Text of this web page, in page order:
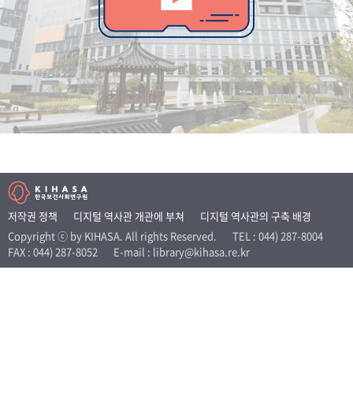
50 주년 기념
성과 50선 숫자로 보는 50년 50 +1주년 광장
세계와 함께 한 KIHASA
VR 역사관
저작권 정책 디지털 역사관 개관에 부쳐
디지털 역사관의 구축 배경
Copyright ⓒ by KIHASA. All rights Reserved.
TEL : 044) 287-8004
FAX : 044) 287-8052
E-mail : library@kihasa.re.kr